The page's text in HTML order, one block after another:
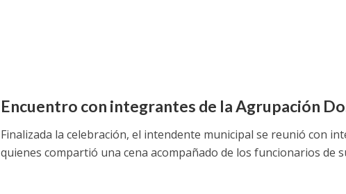
Encuentro con integrantes de la Agrupación
Finalizada la celebración, el intendente municipal se reunió con
quienes compartió una cena acompañado de los funcionarios de